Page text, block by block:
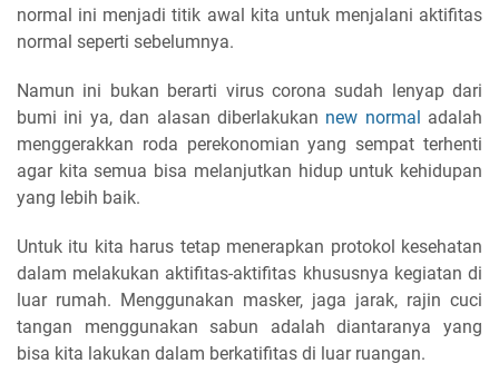
normal ini menjadi titik awal kita untuk menjalani aktifitas
normal seperti sebelumnya.
Namun ini bukan berarti virus corona sudah lenyap dari
bumi ini ya, dan alasan diberlakukan new normal adalah
menggerakkan roda perekonomian yang sempat terhenti
agar kita semua bisa melanjutkan hidup untuk kehidupan
yang lebih baik.
Untuk itu kita harus tetap menerapkan protokol kesehatan
dalam melakukan aktifitas-aktifitas khususnya kegiatan di
luar rumah. Menggunakan masker, jaga jarak, rajin cuci
tangan menggunakan sabun adalah diantaranya yang
bisa kita lakukan dalam berkatifitas di luar ruangan.